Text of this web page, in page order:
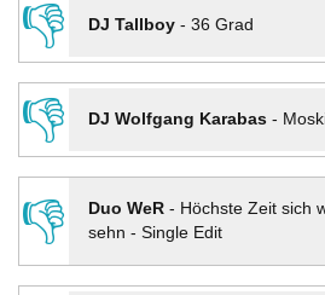
👎 DJ Tallboy- 36 Grad
👎
DJ Wolfgang Karabas-
👎
Duo WeR- Höchste Zeit sich
sehn - Single Edit